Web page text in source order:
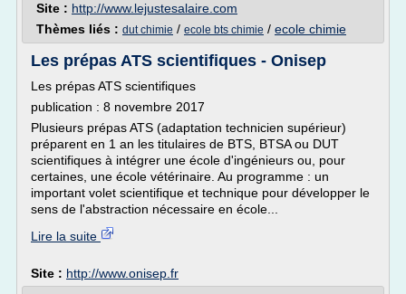
Site : http://www.lejustesalaire.com
Thèmes liés : dut chimie / ecole bts chimie / ecole chimie
Les prépas ATS scientifiques - Onisep
Les prépas ATS scientifiques
publication : 8 novembre 2017
Plusieurs prépas ATS (adaptation technicien supérieur)
préparent en 1 an les titulaires de BTS, BTSA ou DUT
scientifiques à intégrer une école d'ingénieurs ou, pour
certaines, une école vétérinaire. Au programme : un
important volet scientifique et technique pour développer le
sens de l'abstraction nécessaire en école...
Lire la suite
Site : http://www.onisep.fr